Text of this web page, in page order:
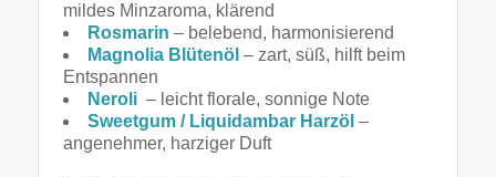
mildes Minzaroma, klärend
Rosmarin – belebend, harmonisierend
Magnolia Blütenöl – zart, süß, hilft beim
Entspannen
Neroli – leicht florale, sonnige Note
Sweetgum / Liquidambar Harzöl –
angenehmer, harziger Duft